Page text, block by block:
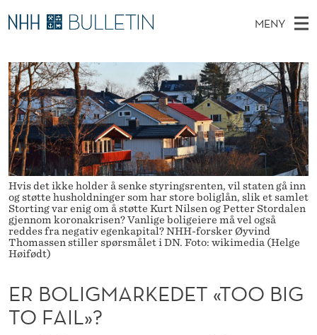
E
R
B
O
L
G
M
A
R
E
MENY
O
V
E
D
M
E
N
Y
Ø
K
I
N
E
T
T
S
T
E
D
E
T
Stipendiater og nye forskerprofiler
Disputaser
Ekspertutvalg
Om Bulletin
Hvis det ikke holder å senke styringsrenten, vil staten gå inn
og støtte husholdninger som har store boliglån, slik et samlet
Storting var enig om å støtte Kurt Nilsen og Petter Stordalen
gjennom koronakrisen? Vanlige boligeiere må vel også
reddes fra negativ egenkapital? NHH-forsker Øyvind
Thomassen stiller spørsmålet i DN. Foto: wikimedia (Helge
Høifødt)
ER BOLIGMARKEDET «TOO BIG
TO FAIL»?